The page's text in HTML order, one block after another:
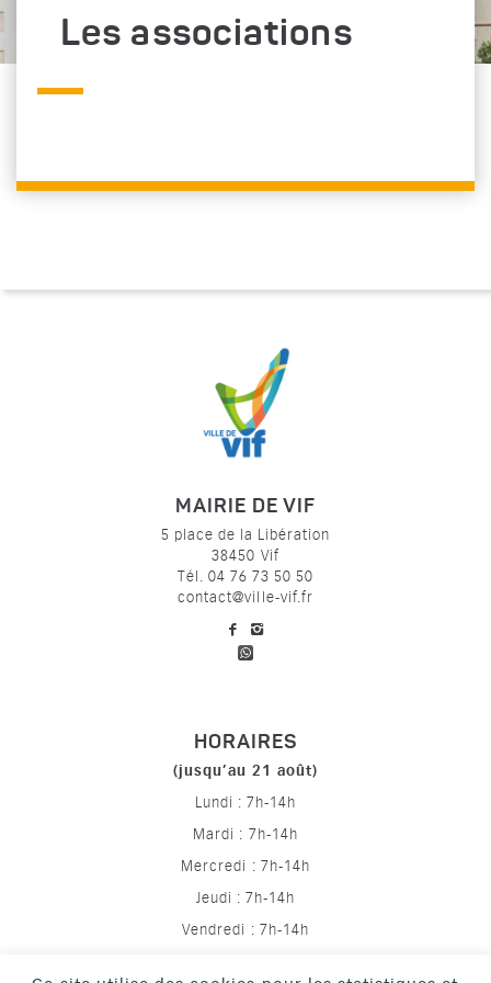
Les associations
MAIRIE DE VIF
5 place de la Libération
38450 Vif
Tél. 04 76 73 50 50
contact@ville-vif.fr
voir notre page facebook
HORAIRES
(jusqu’au 21 août)
Lundi : 7h-14h
Mardi : 7h-14h
Mercredi : 7h-14h
Jeudi : 7h-14h
Vendredi : 7h-14h